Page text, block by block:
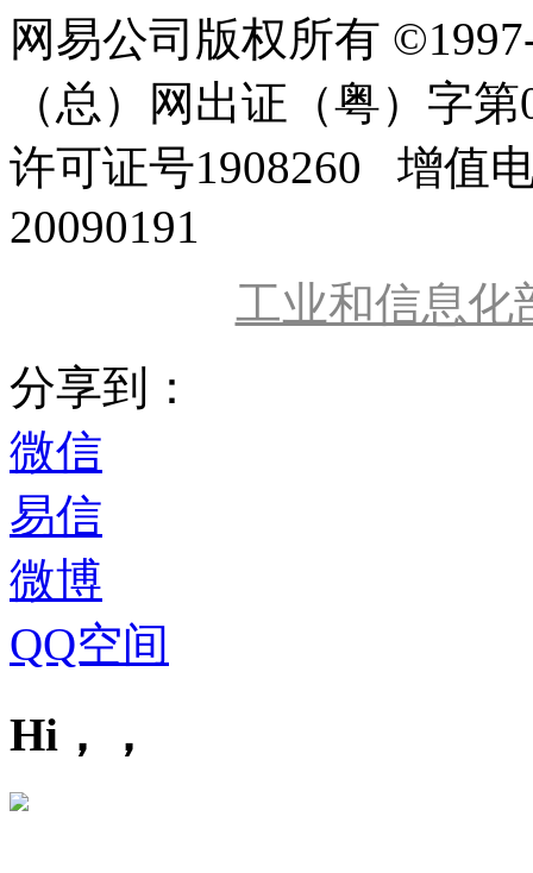
网易公司版权所有
（总）网出证（粤）字
许可证号1908260 增值
20090191
工业和信息化
分享到：
微信
易信
微博
QQ空间
Hi，，